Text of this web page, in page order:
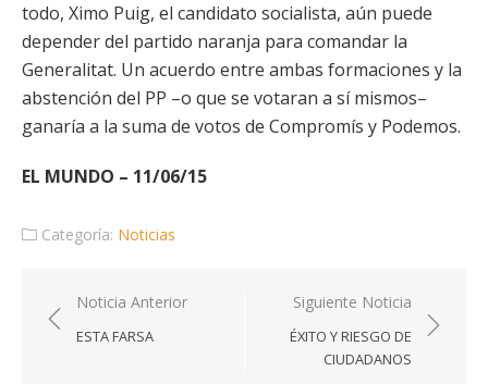
todo, Ximo Puig, el candidato socialista, aún puede
depender del partido naranja para comandar la
Generalitat. Un acuerdo entre ambas formaciones y la
abstención del PP –o que se votaran a sí mismos–
ganaría a la suma de votos de Compromís y Podemos.
EL MUNDO – 11/06/15
Categoría: Noticias
Navegación
de
Noticia Anterior
ESTA FARSA
Siguiente Noticia
ÉXITO Y RIESGO DE
CIUDADANOS